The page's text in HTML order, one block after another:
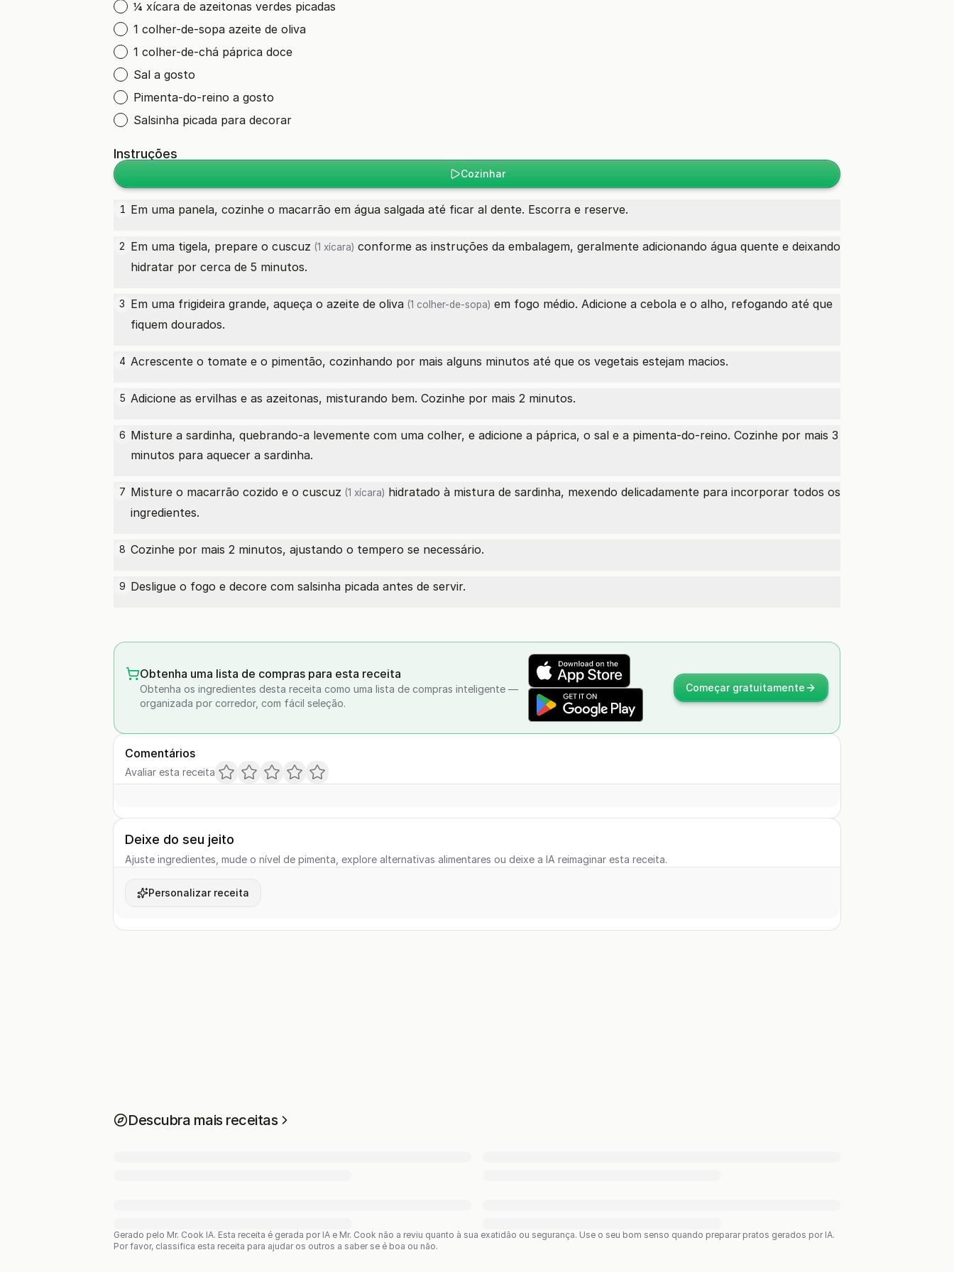
¼ xícara de azeitonas verdes picadas
1 colher-de-sopa azeite de oliva
1 colher-de-chá páprica doce
Sal a gosto
Pimenta-do-reino a gosto
Salsinha picada para decorar
Instruções
Cozinhar
1 Em uma panela, cozinhe o macarrão em água salgada até ficar al dente. Escorra e reserve.
2 Em uma tigela, prepare o cuscuz (1 xícara) conforme as instruções da embalagem, geralmente adicionando água quente e deixando
hidratar por cerca de 5 minutos.
3 Em uma frigideira grande, aqueça o azeite de oliva (1 colher-de-sopa) em fogo médio. Adicione a cebola e o alho, refogando até que
fiquem dourados.
4 Acrescente o tomate e o pimentão, cozinhando por mais alguns minutos até que os vegetais estejam macios.
5 Adicione as ervilhas e as azeitonas, misturando bem. Cozinhe por mais 2 minutos.
6 Misture a sardinha, quebrando-a levemente com uma colher, e adicione a páprica, o sal e a pimenta-do-reino. Cozinhe por mais 3
minutos para aquecer a sardinha.
7 Misture o macarrão cozido e o cuscuz (1 xícara) hidratado à mistura de sardinha, mexendo delicadamente para incorporar todos os
ingredientes.
8 Cozinhe por mais 2 minutos, ajustando o tempero se necessário.
9 Desligue o fogo e decore com salsinha picada antes de servir.
Obtenha uma lista de compras para esta receita
Obtenha os ingredientes desta receita como uma lista de compras inteligente —
organizada por corredor, com fácil seleção.
Começar gratuitamente
Comentários
Avaliar esta receita
Deixe do seu jeito
Ajuste ingredientes, mude o nível de pimenta, explore alternativas alimentares ou deixe a IA reimaginar esta receita.
Personalizar receita
Descubra mais receitas
Gerado pelo Mr. Cook IA. Esta receita é gerada por IA e Mr. Cook não a reviu quanto à sua exatidão ou segurança. Use o seu bom senso quando preparar pratos gerados por IA.
Por favor, classifica esta receita para ajudar os outros a saber se é boa ou não.